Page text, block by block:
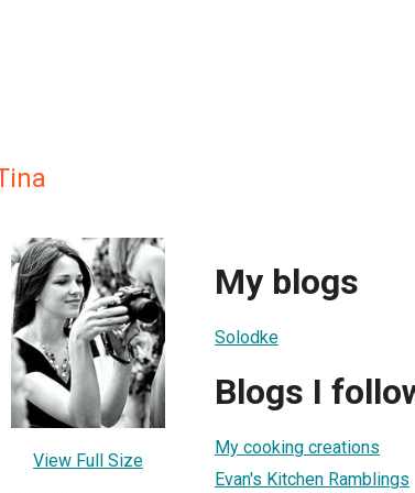
View Full Size
My blogs
Solodke
Blogs I
My cooking creations
Evan's Kitchen Ramblings